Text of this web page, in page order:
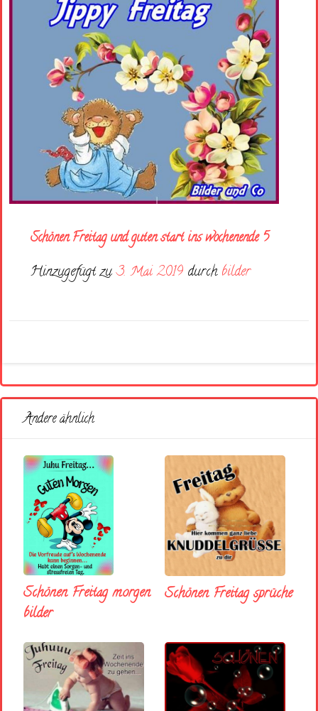
Schönen Freitag und guten start ins wochenende 5
Hinzugefügt zu3. Mai 2019 durch bilder
Andere ähnlich
Schönen Freitag morgen
bilder
Schönen Freitag sprüche